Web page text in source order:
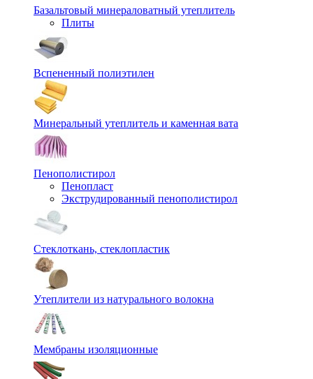
Базальтовый минераловатный утеплитель
Плиты
Вспененный полиэтилен
Минеральный утеплитель и каменная вата
Пенополистирол
Пенопласт
Экструдированный пенополистирол
Стеклоткань, стеклопластик
Утеплители из натурального волокна
Мембраны изоляционные